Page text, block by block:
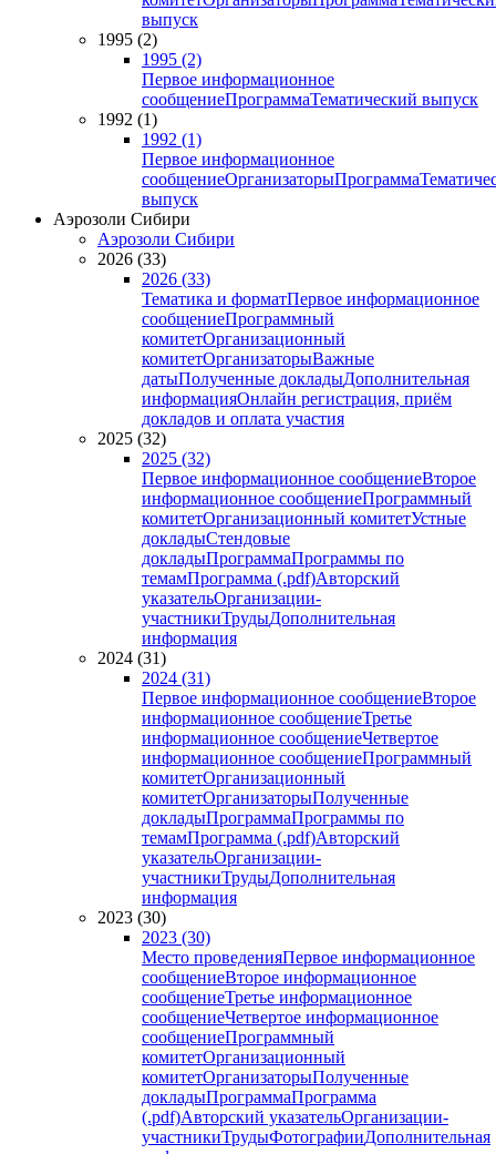
выпуск
1995 (2)
1995 (2)
Первое информационное
сообщениеПрограммаТематический выпуск
1992 (1)
1992 (1)
Первое информационное
сообщениеОрганизаторыПрограмма
выпуск
Аэрозоли Сибири
Аэрозоли Сибири
2026 (33)
2026 (33)
Тематика и форматПервое информационное
сообщениеПрограммный
комитетОрганизационный
комитетОрганизаторыВажные
датыПолученные докладыДополнительная
информацияОнлайн регистрация, приём
докладов и оплата участия
2025 (32)
2025 (32)
Первое информационное сообщениеВторое
информационное сообщениеПрограммный
комитетОрганизационный комитетУстные
докладыСтендовые
докладыПрограммаПрограммы по
темамПрограмма (.pdf)Авторский
указательОрганизации-
участникиТрудыДополнительная
информация
2024 (31)
2024 (31)
Первое информационное сообщениеВторое
информационное сообщениеТретье
информационное сообщениеЧетвертое
информационное сообщениеПрограммный
комитетОрганизационный
комитетОрганизаторыПолученные
докладыПрограммаПрограммы по
темамПрограмма (.pdf)Авторский
указательОрганизации-
участникиТрудыДополнительная
информация
2023 (30)
2023 (30)
Место проведенияПервое информационное
сообщениеВторое информационное
сообщениеТретье информационное
сообщениеЧетвертое информационное
сообщениеПрограммный
комитетОрганизационный
комитетОрганизаторыПолученные
докладыПрограммаПрограмма
(.pdf)Авторский указательОрганизации-
участникиТрудыФотографииДополнительная